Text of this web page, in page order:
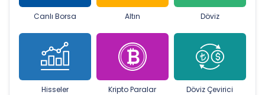
Canlı Borsa Altın Döviz
Hisseler Kripto Paralar Döviz Çevirici